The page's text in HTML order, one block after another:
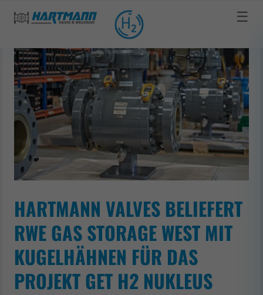
☰
HARTMANN VALVES BELIEFERT
RWE GAS STORAGE WEST MIT
KUGELHÄHNEN FÜR DAS
PROJEKT GET H2 NUKLEUS